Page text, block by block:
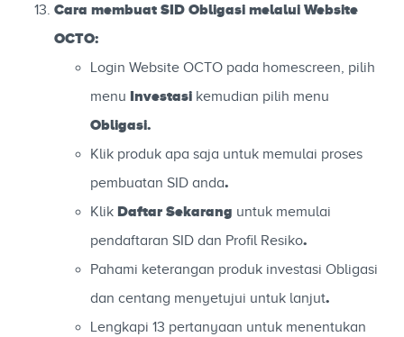
Cara membuat SID Obligasi melalui Website
OCTO:
Login Website OCTO pada homescreen, pilih
menu Investasi kemudian pilih menu
Obligasi.
Klik produk apa saja untuk memulai proses
pembuatan SID anda.
Klik Daftar Sekarang untuk memulai
pendaftaran SID dan Profil Resiko.
Pahami keterangan produk investasi Obligasi
dan centang menyetujui untuk lanjut.
Lengkapi 13 pertanyaan untuk menentukan